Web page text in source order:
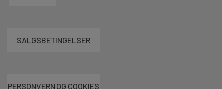
SALGSBETINGELSER
PERSONVERN OG COOKIES